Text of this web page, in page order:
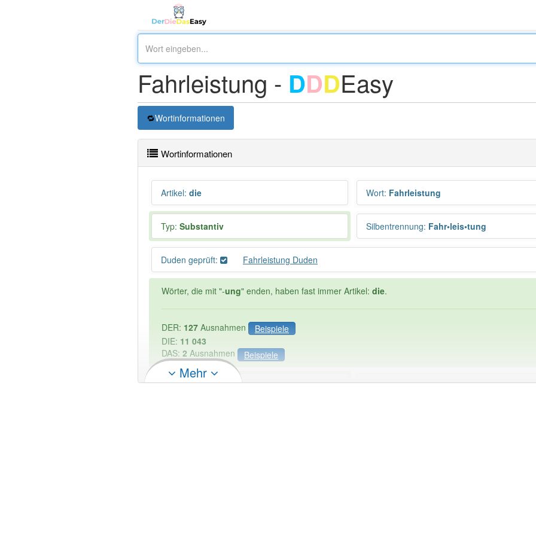
Fahrleistung - DDDEasy
Wortinformationen
Wortinformationen
Artikel: die Wort: Fahrleistung
Typ: Substantiv Silbentrennung: Fahr•leis•tung
Duden geprüft: Fahrleistung Duden
Wörter, die mit "-ung" enden, haben fast immer Artikel: die.
DER: 127 Ausnahmen
Beispiele
DIE: 11 043
DAS: 2 Ausnahmen Beispiele
PowerIndex:5 Häufigkeit: 4 von 10
Mehr